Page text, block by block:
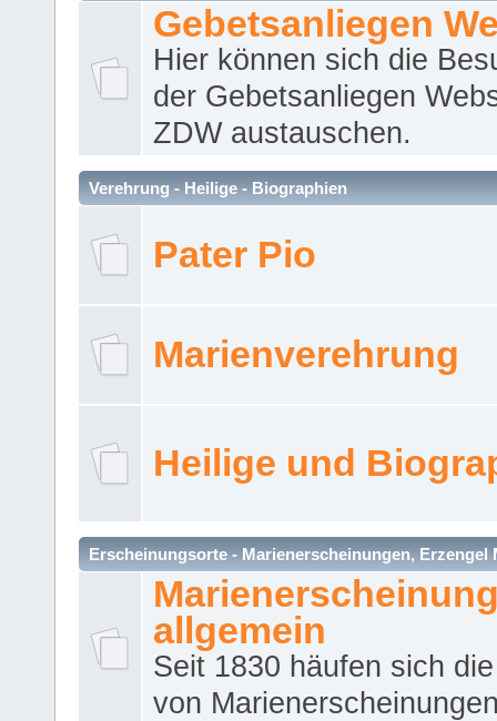
Gebetsanliegen
Hier können sich die
der Gebetsanliegen
ZDW austauschen.
Verehrung - Heilige - Biographien
Pater Pio
Marienverehrung
Heilige und
Erscheinungsorte - Marienerscheinungen, Erzengel
allgemein
Seit 1830 häufen sich
von